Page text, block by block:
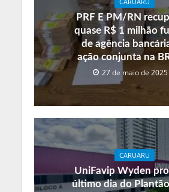
CARUARU
PRF E PM/RN
quase R$ 1 milhão
de agência
ação conjunta na
27 de maio de 2025
CARUARU
UniFavip Wyden
último dia do Plantão